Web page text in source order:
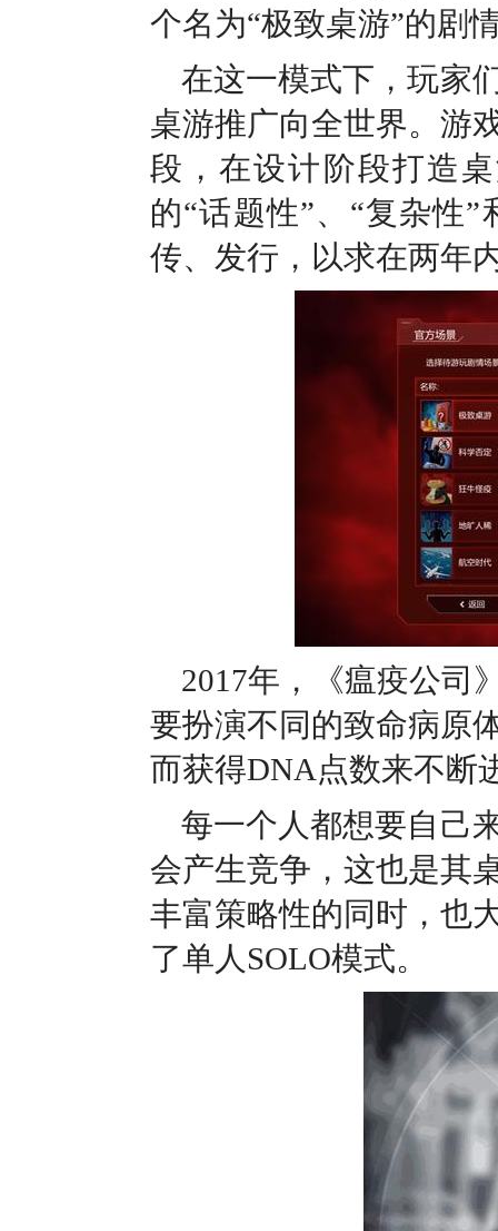
个名为“极致桌游”的剧
在这一模式下，玩家
桌游推广向全世界。游
段，在设计阶段打造
的“话题性”、“复杂性
传、发行，以求在两年
2017年，《瘟疫公司
要扮演不同的致命病原
而获得DNA点数来不断
每一个人都想要自己
会产生竞争，这也是其
丰富策略性的同时，也
了单人SOLO模式。